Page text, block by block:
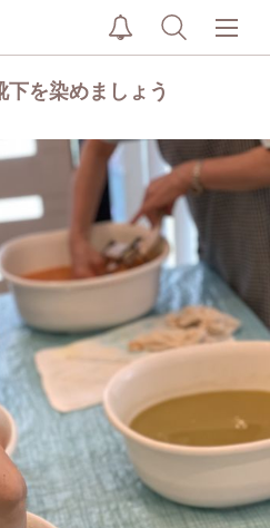
を染めましょう